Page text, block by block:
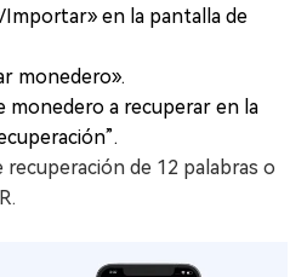
en la pantalla de
monedero».
monedero a recuperar en la
recuperación de 12 palabras o